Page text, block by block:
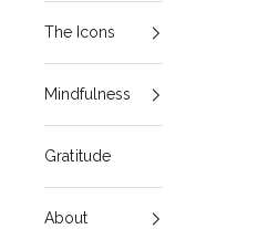
The Icons
Mindfulness
Gratitude
About